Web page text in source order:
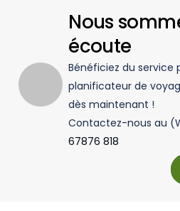
Nous
écoute
Bénéficiez du service
planificateur de
dès maintenant !
Contactez-nous au
67876 818